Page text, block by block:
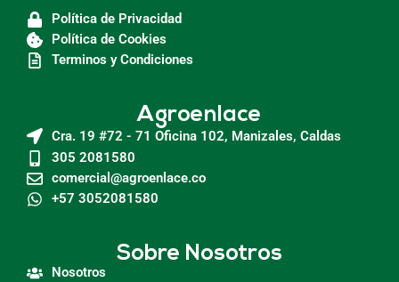
Política de Privacidad
Política de Cookies
Terminos y Condiciones
Agroenlace
Cra. 19 #72 - 71 Oficina 102, Manizales, Caldas
305 2081580
comercial@agroenlace.co
+57 3052081580
Sobre Nosotros
Nosotros